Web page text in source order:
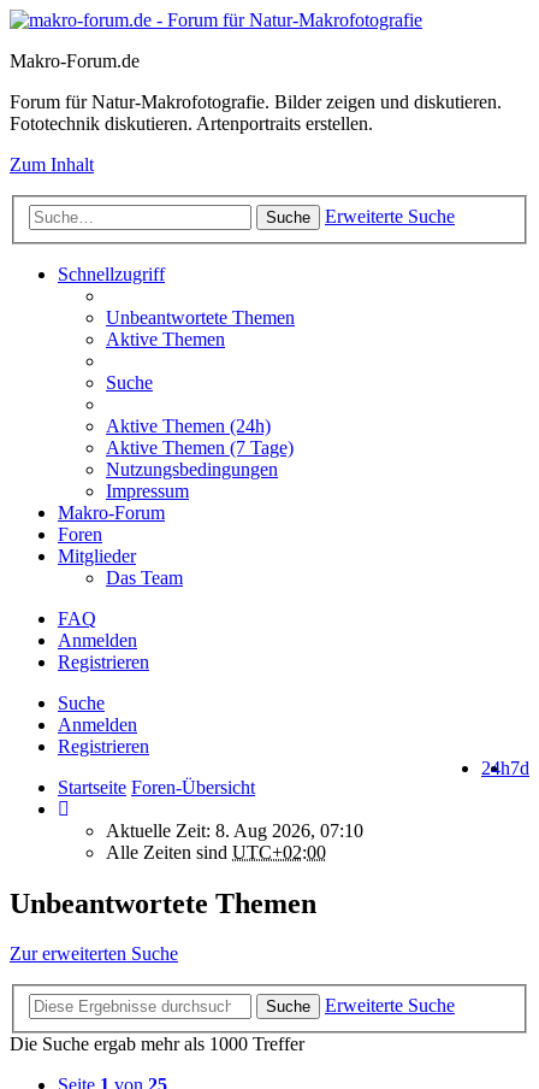
Makro-Forum.de
Forum für Natur-Makrofotografie. Bilder zeigen und diskutieren.
Fototechnik diskutieren. Artenportraits erstellen.
Zum Inhalt
Suche Erweiterte Suche
Schnellzugriff
Unbeantwortete Themen
Aktive Themen
Suche
Aktive Themen (24h)
Aktive Themen (7 Tage)
Nutzungsbedingungen
Impressum
Makro-Forum
Foren
Mitglieder
Das Team
FAQ
Anmelden
Registrieren
Suche
Anmelden
Registrieren
7d
24h
Startseite Foren-Übersicht
Aktuelle Zeit: 8. Aug 2026, 07:10
Alle Zeiten sind UTC+02:00
Unbeantwortete Themen
Zur erweiterten Suche
Suche
Erweiterte Suche
Die Suche ergab mehr als 1000 Treffer
Seite 1 von 25